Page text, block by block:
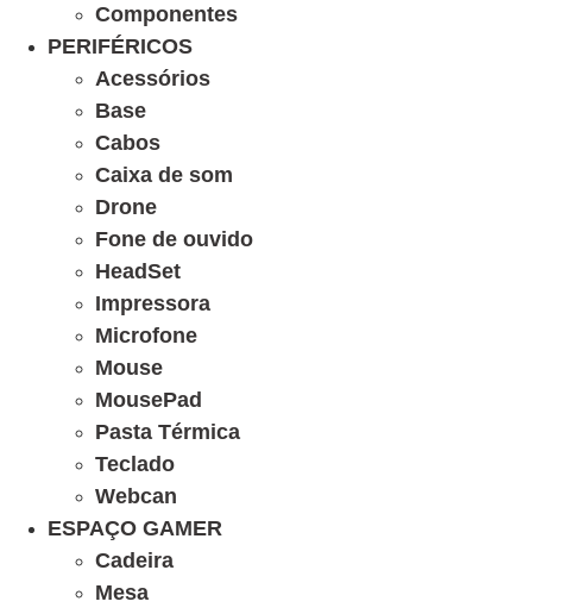
Componentes
PERIFÉRICOS
Acessórios
Base
Cabos
Caixa de som
Drone
Fone de ouvido
HeadSet
Impressora
Microfone
Mouse
MousePad
Pasta Térmica
Teclado
Webcan
ESPAÇO GAMER
Cadeira
Mesa